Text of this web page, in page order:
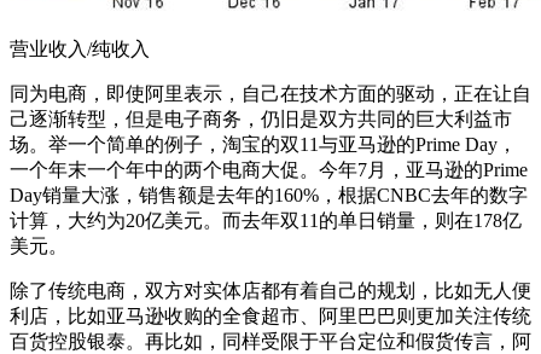
营业收入/纯收入
同为电商，即使阿里表示，自己在技术方面的驱动，正在让自
己逐渐转型，但是电子商务，仍旧是双方共同的巨大利益市
场。举一个简单的例子，淘宝的双11与亚马逊的Prime Day，
一个年末一个年中的两个电商大促。今年7月，亚马逊的Prime
Day销量大涨，销售额是去年的160%，根据CNBC去年的数字
计算，大约为20亿美元。而去年双11的单日销量，则在178亿
美元。
除了传统电商，双方对实体店都有着自己的规划，比如无人便
利店，比如亚马逊收购的全食超市、阿里巴巴则更加关注传统
百货控股银泰。再比如，同样受限于平台定位和假货传言，阿